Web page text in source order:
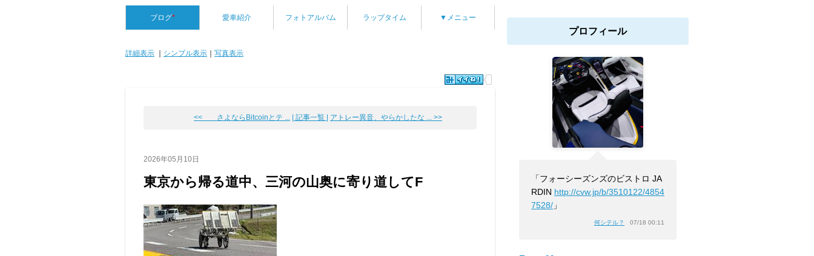
ブログ* 愛車紹介 フォトアルバム ラップタイム ▼メニュー
詳細表示 シンプル表示 写真表示
<< さよならBitcoinとテ ... | 記事一覧 | アトレー異音、やらかしたな ... >>
2026年05月10日
東京から帰る道中、三河の山奥に寄り道してF
プロフィール
「フォーシーズンズのビストロ JA
RDIN http://cvw.jp/b/3510122/4854
7528/ 」
何シテル？ 07/18 00:11